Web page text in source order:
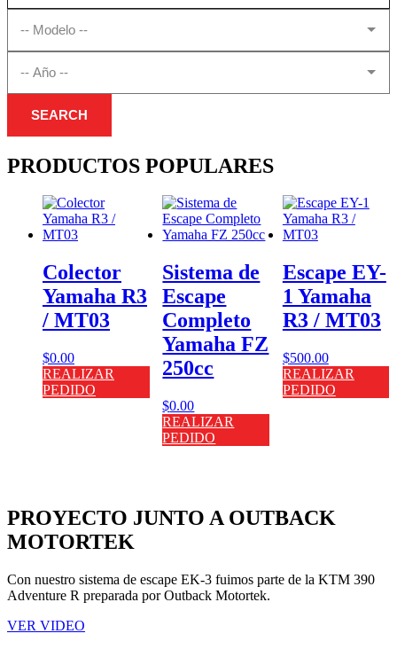
SEARCH
PRODUCTOS POPULARES
Colector
Yamaha R3
/ MT03
$0.00
REALIZAR
PEDIDO
Sistema de
Escape
Completo
Yamaha FZ
250cc
$0.00
REALIZAR
PEDIDO
Escape EY-
1 Yamaha
R3 / MT03
$500.00
REALIZAR
PEDIDO
PROYECTO JUNTO A OUTBACK
MOTORTEK ​
Con nuestro sistema de escape EK-3 fuimos parte de la KTM 390
Adventure R preparada por Outback Motortek.
VER VIDEO